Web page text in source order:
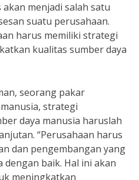
menjadi salah satu
suatu perusahaan.
harus memiliki strategi
kualitas sumber daya
seorang pakar
strategi
daya manusia haruslah
“Perusahaan harus
dan pengembangan yang
baik. Hal ini akan
meningkatkan